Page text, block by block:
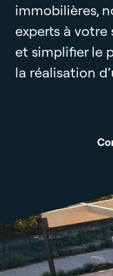
immobilières,
experts à
et simplifier le
la réalisation